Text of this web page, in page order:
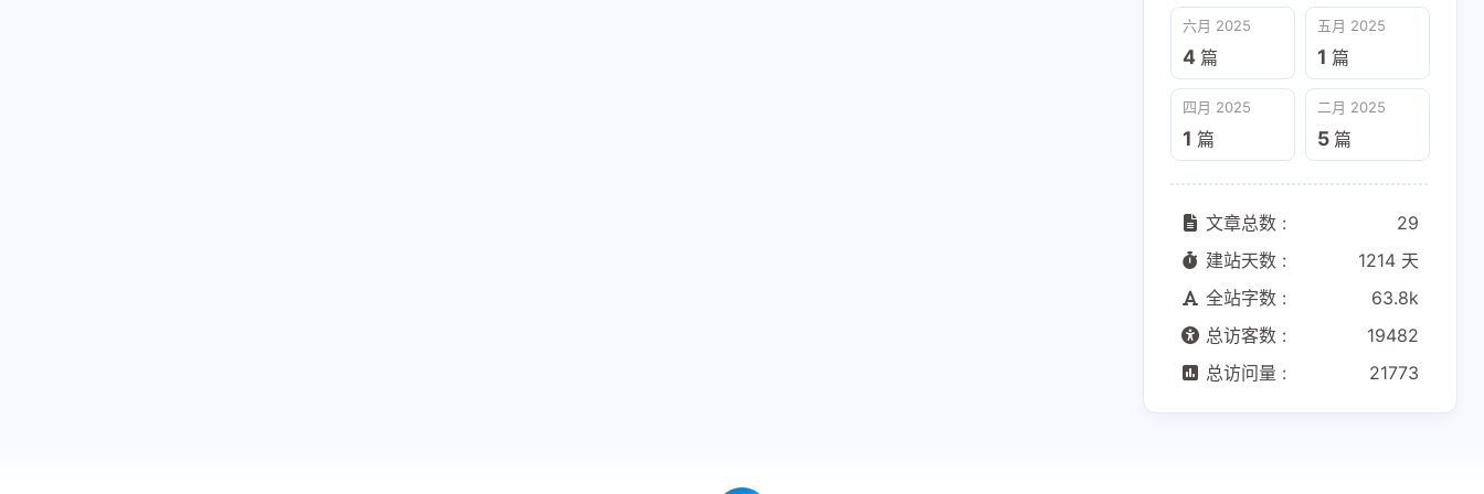
六月 2025
4 篇
五月 2025
1 篇
四月 2025
1 篇
二月 2025
5 篇
文章总数 :
29
建站天数 :
1214 天
全站字数 :
63.8k
总访客数 :
19482
总访问量 :
21773